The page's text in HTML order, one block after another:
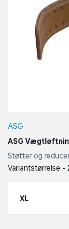
ASG
ASG
Støtter og
Variantstørrelse -
XL